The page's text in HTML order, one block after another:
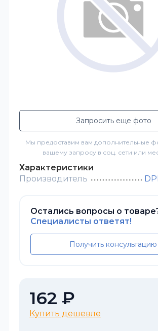
Запросить еще фото
Мы предоставим вам дополнительные
вашему запросу в соц. сети или
Характеристики
Производитель
Остались вопросы о
Специалисты ответят!
Получить консультацию
162 ₽
Купить дешевле